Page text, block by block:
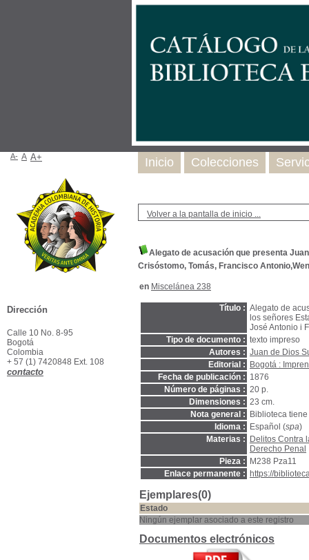
Volver a la pantalla de inicio ...
Alegato de acusación que presenta
Crisóstomo, Tomás, Francisco
en Miscelánea 238
Título : Alegato de
los señores
José Antonio i
Tipo de documento : texto impreso
Autores : Juan de Dios
Editorial :
Bogotá :
Fecha de publicación : 1876
Número de páginas : 20 p.
Dimensiones : 23 cm.
Nota general :
Biblioteca
Idioma :
Español (spa)
Materias :
Delitos Contra
Derecho Penal
Pieza :
M238 Pza11
Enlace permanente :
https://
Ejemplares(0)
Estado
Ningún ejemplar asociado a este registro
Documentos electrónicos
Inicio Colecciones
A- A A+
Dirección
Calle 10 No. 8-95
Bogotá
Colombia
+ 57 (1) 7420848 Ext. 108
contacto